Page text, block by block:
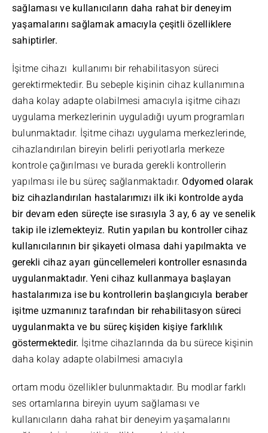
sağlaması ve kullanıcıların daha rahat bir deneyim
yaşamalarını sağlamak amacıyla çeşitli özelliklere
sahiptirler.
İşitme cihazı kullanımı bir rehabilitasyon süreci
gerektirmektedir. Bu sebeple kişinin cihaz kullanımına
daha kolay adapte olabilmesi amacıyla işitme cihazı
uygulama merkezlerinin uyguladığı uyum programları
bulunmaktadır. İşitme cihazı uygulama merkezlerinde,
cihazlandırılan bireyin belirli periyotlarla merkeze
kontrole çağırılması ve burada gerekli kontrollerin
yapılması ile bu süreç sağlanmaktadır. Odyomed olarak
biz cihazlandırılan hastalarımızı ilk iki kontrolde ayda
bir devam eden süreçte ise sırasıyla 3 ay, 6 ay ve senelik
takip ile izlemekteyiz. Rutin yapılan bu kontroller cihaz
kullanıcılarının bir şikayeti olmasa dahi yapılmakta ve
gerekli cihaz ayarı güncellemeleri kontroller esnasında
uygulanmaktadır. Yeni cihaz kullanmaya başlayan
hastalarımıza ise bu kontrollerin başlangıcıyla beraber
işitme uzmanınız tarafından bir rehabilitasyon süreci
uygulanmakta ve bu süreç kişiden kişiye farklılık
göstermektedir. İşitme cihazlarında da bu sürece kişinin
daha kolay adapte olabilmesi amacıyla
ortam modu özellikler bulunmaktadır. Bu modlar farklı
ses ortamlarına bireyin uyum sağlaması ve
kullanıcıların daha rahat bir deneyim yaşamalarını